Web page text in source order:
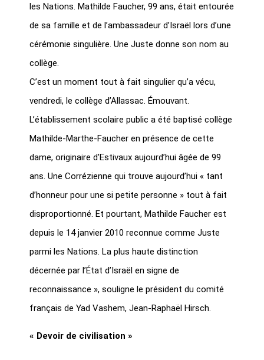
les Nations. Mathilde Faucher, 99 ans, était entourée
de sa famille et de l’ambassadeur d’Israël lors d’une
cérémonie singulière. Une Juste donne son nom au
collège.
C’est un moment tout à fait singulier qu’a vécu,
vendredi, le collège d’Allassac. Émouvant.
L’établissement scolaire public a été baptisé collège
Mathilde-Marthe-Faucher en présence de cette
dame, originaire d’Estivaux aujourd’hui âgée de 99
ans. Une Corrézienne qui trouve aujourd’hui « tant
d’honneur pour une si petite personne » tout à fait
disproportionné. Et pourtant, Mathilde Faucher est
depuis le 14 janvier 2010 reconnue comme Juste
parmi les Nations. La plus haute distinction
décernée par l’État d’Israël en signe de
reconnaissance », souligne le président du comité
français de Yad Vashem, Jean-Raphaël Hirsch.
« Devoir de civilisation »